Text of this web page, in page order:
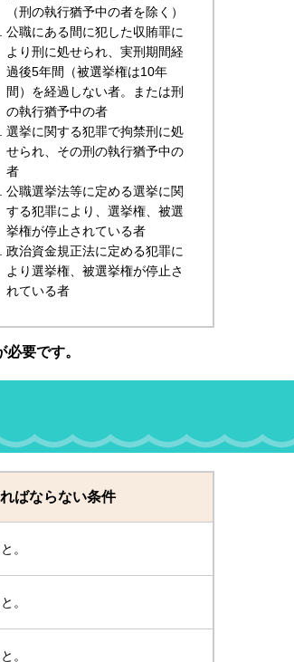
（刑の執行猶予中の者を除く）
公職にある間に犯した収賄罪に
より刑に処せられ、実刑期間経
過後5年間（被選挙権は10年
間）を経過しない者。または刑
の執行猶予中の者
選挙に関する犯罪で拘禁刑に処
せられ、その刑の執行猶予中の
者
公職選挙法等に定める選挙に関
する犯罪により、選挙権、被選
挙権が停止されている者
政治資金規正法に定める犯罪に
より選挙権、被選挙権が停止さ
れている者
要です。
ばならない条件
。
。
。